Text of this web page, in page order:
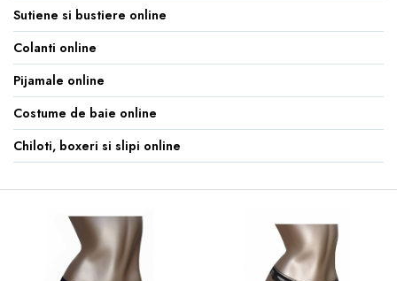
Sutiene si bustiere online
Colanti online
Pijamale online
Costume de baie online
Chiloti, boxeri si slipi online